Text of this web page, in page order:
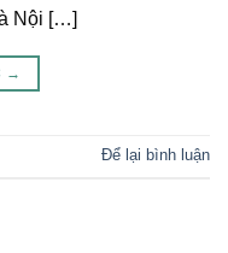
Nội […]
→
Để lại bình luận